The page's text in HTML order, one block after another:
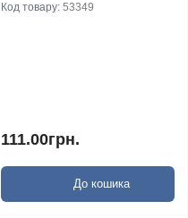
Код товару: 53349
111.00грн.
До кошика